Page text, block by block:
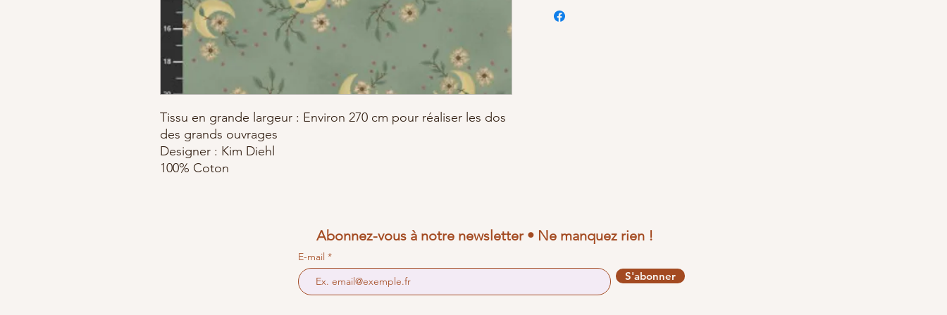
Tissu en grande largeur : Environ 270 cm pour réaliser les dos
des grands ouvrages
Designer : Kim Diehl
100% Coton
Abonnez-vous à notre newsletter • Ne manquez rien !
E-mail
S'abonner